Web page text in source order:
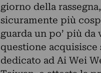
giorno della
sicuramente più
guarda un po’ più
questione acquisisce
dedicato ad Ai Wei